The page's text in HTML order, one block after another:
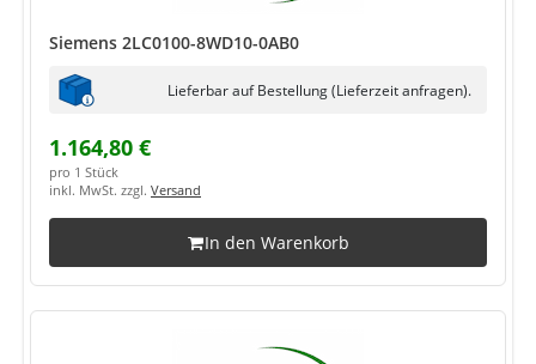
Siemens 2LC0100-8WD10-0AB0
Lieferbar auf Bestellung (Lieferzeit anfragen).
1.164,80 €
pro 1 Stück
inkl. MwSt. zzgl. Versand
In den Warenkorb